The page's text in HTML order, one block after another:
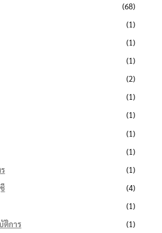
(68)
(1)
(1)
(1)
(2)
(1)
(1)
(1)
(1)
(1)
(4)
(1)
ติการ
(1)